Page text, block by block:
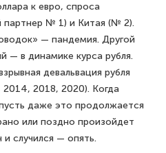
к евро, спроса
партнер № 1) и Китая (№ 2).
— пандемия. Другой
— в динамике курса рубля.
девальвация рубля
2018, 2020). Когда
даже это продолжается
или поздно произойдет
случился — опять.